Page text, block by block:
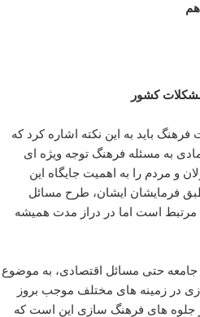
کشور
باید به این نکته اشاره کرد که
به مسئله فرهنگ توجه ویژه اى
و مردم را به اهمیت جایگاه این
فرمایشان ایشان، طرح مسائل
است اما در دراز مدت همیشه
حتى مسائل اقتصادى، به موضوع
در زمینه هاى مختلف موجب بروز
هاى فرهنگ سازى این است که